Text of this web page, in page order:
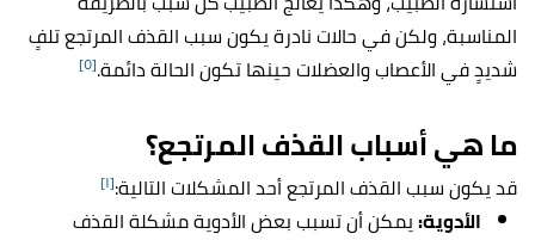
المناسبة، ولكن في حالات نادرة يكون سبب القذف المرتجع تلفٍ
شديدٍ في الأعصاب والعضلات حينها تكون الحالة دائمة.[٥]
ما هي أسباب القذف المرتجع؟
قد يكون سبب القذف المرتجع أحد المشكلات التالية:[١]
الأدوية:يمكن أن تسبب بعض الأدوية مشكلة القذف